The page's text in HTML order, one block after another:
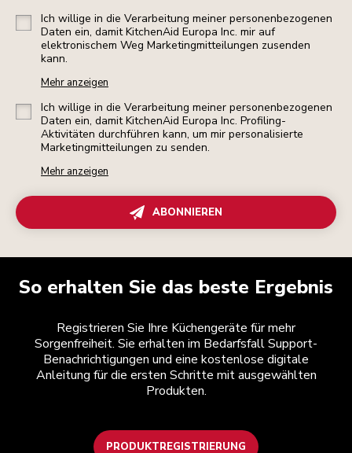
Ich willige in die Verarbeitung meiner personenbezogenen
Daten ein, damit KitchenAid Europa Inc. mir auf
elektronischem Weg Marketingmitteilungen zusenden
kann.
Mehr anzeigen
Ich willige in die Verarbeitung meiner personenbezogenen
Daten ein, damit KitchenAid Europa Inc. Profiling-
Aktivitäten durchführen kann, um mir personalisierte
Marketingmitteilungen zu senden.
Mehr anzeigen
ABONNIEREN
So erhalten Sie das beste Ergebnis
Registrieren Sie Ihre Küchengeräte für mehr
Sorgenfreiheit. Sie erhalten im Bedarfsfall Support-
Benachrichtigungen und eine kostenlose digitale
Anleitung für die ersten Schritte mit ausgewählten
Produkten.
PRODUKTREGISTRIERUNG